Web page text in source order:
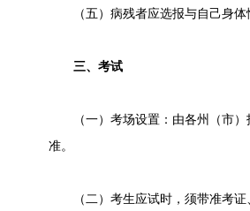
（五）病残者应选报与自己身体
三、考试
（一）考场设置：由各州（市）
准。
（二）考生应试时，须带准考证